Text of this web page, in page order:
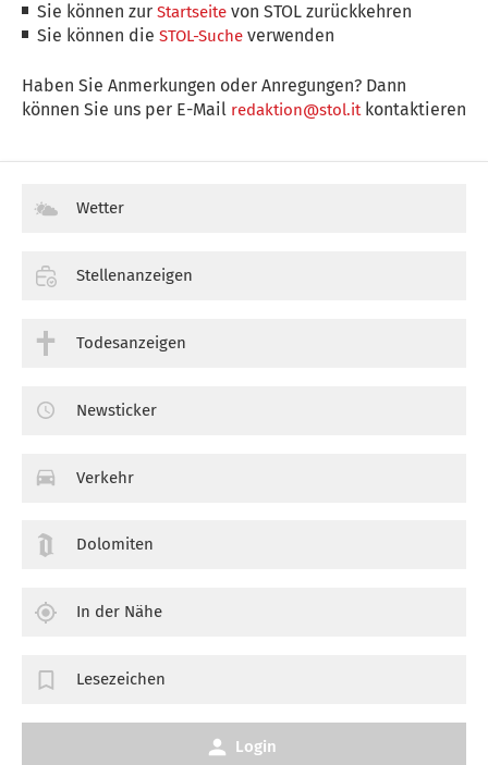
Sie können zurStartseite von STOL zurückkehren
Sie können dieSTOL-Suche verwenden
Haben Sie Anmerkungen oder Anregungen? Dann
können Sie uns per E-Mail redaktion@stol.itkontaktieren
Wetter
Stellenanzeigen
Todesanzeigen
Newsticker
Verkehr
Dolomiten
In der Nähe
Lesezeichen
Login